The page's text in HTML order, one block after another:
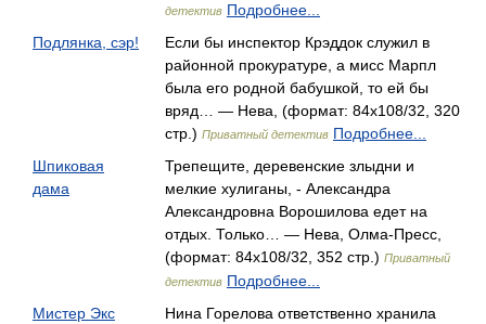
детектив Подробнее...
Подлянка, сэр!
Если бы инспектор Крэддок служил в
районной прокуратуре, а мисс Марпл
была его родной бабушкой, то ей бы
вряд… — Нева, (формат: 84x108/32, 320
стр.) Приватный детектив Подробнее...
Шпиковая
дама
Трепещите, деревенские злыдни и
мелкие хулиганы, - Александра
Александровна Ворошилова едет на
отдых. Только… — Нева, Олма-Пресс,
(формат: 84x108/32, 352 стр.) Приватный
детектив Подробнее...
Мистер Экс
Нина Горелова ответственно хранила